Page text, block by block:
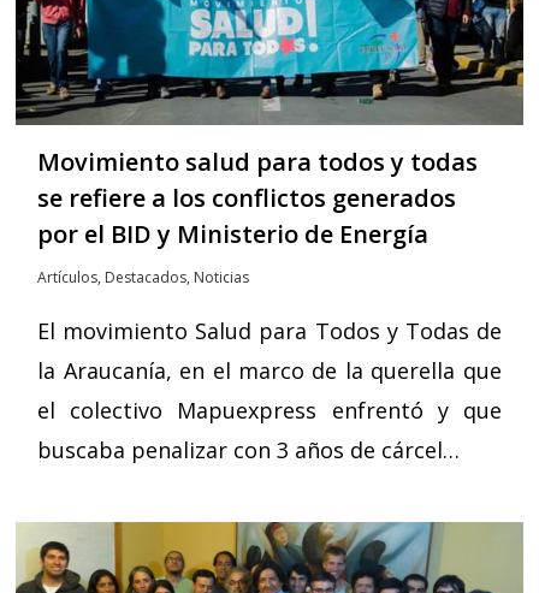
Movimiento salud para todos y todas
se refiere a los conflictos generados
por el BID y Ministerio de Energía
Artículos, Destacados, Noticias
El movimiento Salud para Todos y Todas de
la Araucanía, en el marco de la querella que
el colectivo Mapuexpress enfrentó y que
buscaba penalizar con 3 años de cárcel…